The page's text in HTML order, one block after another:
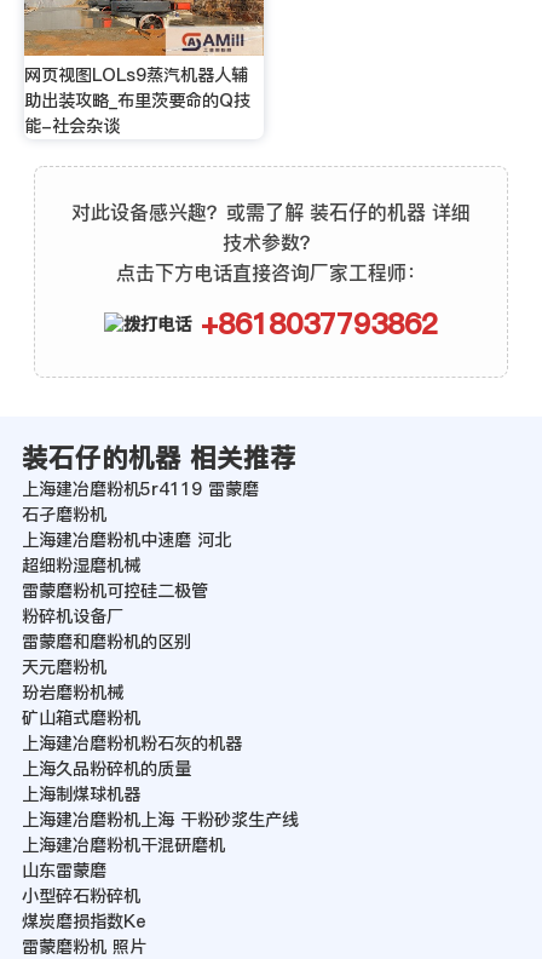
网页视图LOLs9蒸汽机器人辅
助出装攻略_布里茨要命的Q技
能-社会杂谈
对此设备感兴趣？或需了解 装石仔的机器 详细
技术参数？
点击下方电话直接咨询厂家工程师：
+8618037793862
装石仔的机器 相关推荐
上海建冶磨粉机5r4119 雷蒙磨
石孑磨粉机
上海建冶磨粉机中速磨 河北
超细粉湿磨机械
雷蒙磨粉机可控硅二极管
粉碎机设备厂
雷蒙磨和磨粉机的区别
天元磨粉机
玢岩磨粉机械
矿山箱式磨粉机
上海建冶磨粉机粉石灰的机器
上海久品粉碎机的质量
上海制煤球机器
上海建冶磨粉机上海 干粉砂浆生产线
上海建冶磨粉机干混研磨机
山东雷蒙磨
小型碎石粉碎机
煤炭磨损指数Ke
雷蒙磨粉机 照片